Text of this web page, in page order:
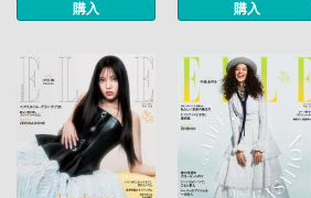
購入 購入